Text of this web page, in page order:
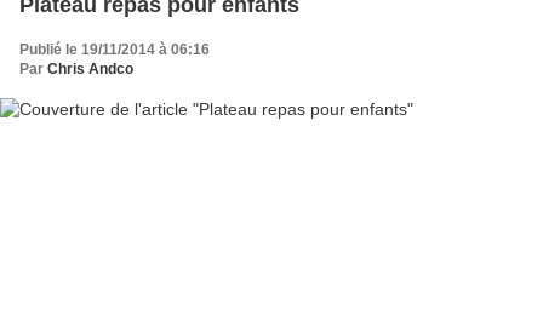
Publié le 19/11/2014 à 06:16
Par Chris Andco